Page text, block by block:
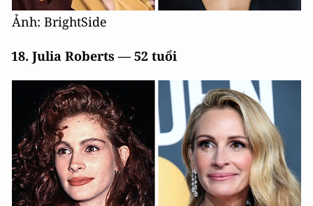
Ảnh: BrightSide
18. Julia Roberts — 52 tuổi